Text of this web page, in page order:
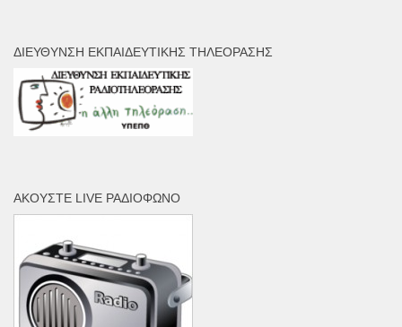
ΔΙΕΎΘΥΝΣΗ ΕΚΠΑΙΔΕΥΤΙΚΉΣ ΤΗΛΕΌΡΑΣΗΣ
ΑΚΟΎΣΤΕ LIVE ΡΑΔΙΌΦΩΝΟ